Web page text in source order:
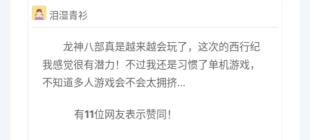
泪湿青衫
龙神八部真是越来越会玩了，这次的西行纪
我感觉很有潜力！不过我还是习惯了单机游戏，
不知道多人游戏会不会太拥挤...
有11位网友表示赞同！